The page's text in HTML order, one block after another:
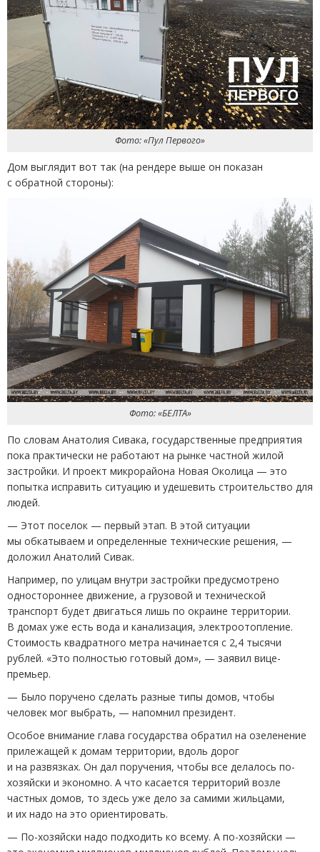
Фото: «Пул Первого»
Дом выглядит вот так (на рендере выше он показан
с обратной стороны):
Фото: «БЕЛТА»
По словам Анатолия Сивака, государственные предприятия
пока практически не работают на рынке частной жилой
застройки. И проект микрорайона Новая Околица — это
попытка исправить ситуацию и удешевить строительство для
людей.
— Этот поселок — первый этап. В этой ситуации
мы обкатываем и определенные технические решения, —
доложил Анатолий Сивак.
Например, по улицам внутри застройки предусмотрено
одностороннее движение, а грузовой и технической
транспорт будет двигаться лишь по окраине территории.
В домах уже есть вода и канализация, электроотопление.
Стоимость квадратного метра начинается с 2,4 тысячи
рублей. «Это полностью готовый дом», — заявил вице-
премьер.
— Было поручено сделать разные типы домов, чтобы
человек мог выбрать, — напомнил президент.
Особое внимание глава государства обратил на озеленение
прилежащей к домам территории, вдоль дорог
и на развязках. Он дал поручения, чтобы все делалось по-
хозяйски и экономно. А что касается территорий возле
частных домов, то здесь уже дело за самими жильцами,
и их надо на это ориентировать.
— По-хозяйски надо подходить ко всему. А по-хозяйски —